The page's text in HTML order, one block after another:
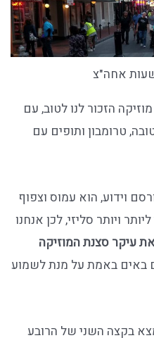
אחה"צ
הזכור לנו לטוב, עם
טרומבון ותופים עם
וידוע, הוא עמוס וצפוף
ויותר סליזי, לכן אנחנו
עיקר סצנת המוזיקה
באים באמת על מנת לשמוע
בקצה השני של הרובע